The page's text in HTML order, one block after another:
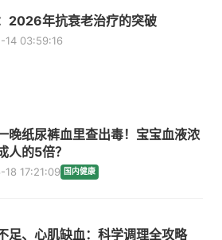
2026年抗衰老治疗的突破
14 03:59:16
晚纸尿裤血里查出毒！宝宝血液浓
人的5倍？
17:21:09 国内健康
足、心肌缺血：科学调理全攻略